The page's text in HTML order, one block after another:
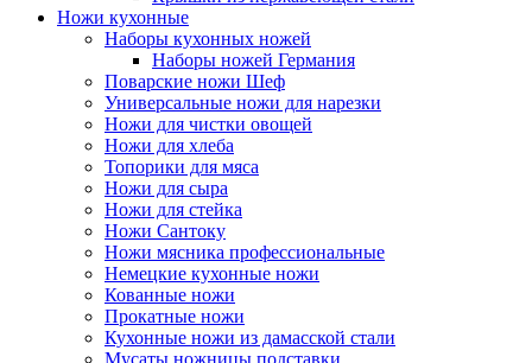
Ножи кухонные
Наборы кухонных ножей
Наборы ножей Германия
Поварские ножи Шеф
Универсальные ножи для нарезки
Ножи для чистки овощей
Ножи для хлеба
Топорики для мяса
Ножи для сыра
Ножи для стейка
Ножи Сантоку
Ножи мясника профессиональные
Немецкие кухонные ножи
Кованные ножи
Прокатные ножи
Кухонные ножи из дамасской стали
Мусаты ножницы подставки